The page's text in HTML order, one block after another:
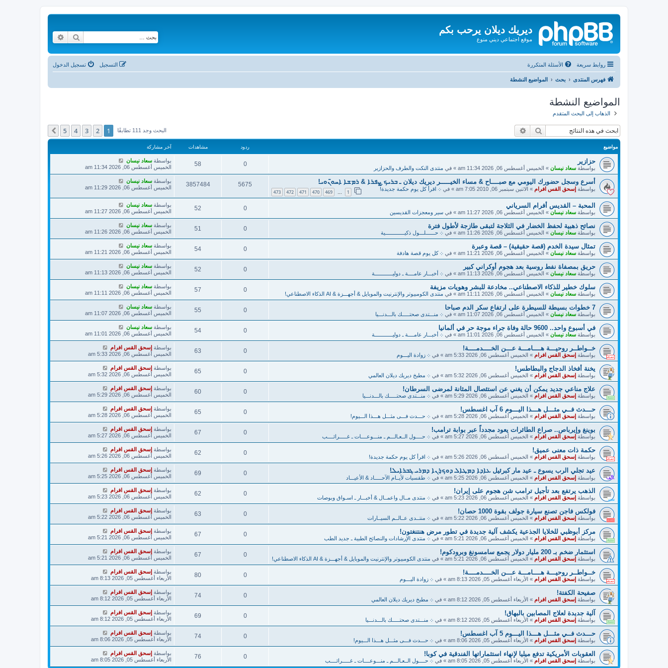
ديريك ديلان يرحب بكم
موقع اجتماعي ديني منوع بحث
روابط سريعة الأسئلة المتكررة تسجيل الدخول التسجيل
فهرس المنتدى بحث المواضيع النشطة
المواضيع النشطة
الذهاب إلى البحث المتقدم
بحث البحث وجد 111 تطابقًا 1
2
3
4
5 التالي
مواضيع ردود مشاهدات آخر مشاركة
حزازير
بواسطة سعاد نيسان » الخميس أغسطس 06, 2026 11:34 am » في منتدى النكت والطرف والحزازير
0
58 بواسطة سعاد نيسان
الخميس أغسطس 06, 2026 11:34 am
أسرع وسجل حضورك اليومي مع صبــــاح & مساء الخيـــــر ديريك ديلان ـ ܒܪܝܟ̣ ܨܦܪܐ & ܪܡܫܐ ܐܚܘ̈ܢܘܝ!
بواسطة إسحق القس افرام » الاثنين سبتمبر 06, 2010 7:05 am » في ܀ اقرأ كل يوم حكمة جديدة! 1
…
469
470
471
472
473
5675
3857484 بواسطة سعاد نيسان
الخميس أغسطس 06, 2026 11:29 am
المحبة – القديس أفرام السرياني
بواسطة سعاد نيسان » الخميس أغسطس 06, 2026 11:27 am » في سير ومعجزات القديسين
0
52 بواسطة سعاد نيسان
الخميس أغسطس 06, 2026 11:27 am
نصائح ذهبية لحفظ الخضار في الثلاجة لتبقى طازجة لأطول فترة
بواسطة سعاد نيسان » الخميس أغسطس 06, 2026 11:26 am » في ܀ حــــــلـــول ذكيـــــــــــــية
0
51 بواسطة سعاد نيسان
الخميس أغسطس 06, 2026 11:26 am
تمثال سيدة الخدم (قصة حقيقية) – قصة وعبرة
بواسطة سعاد نيسان » الخميس أغسطس 06, 2026 11:21 am » في ܀ كل يوم قصة هادفة
0
54 بواسطة سعاد نيسان
الخميس أغسطس 06, 2026 11:21 am
حريق بمصفاة نفط روسية بعد هجوم أوكراني كبير
بواسطة سعاد نيسان » الخميس أغسطس 06, 2026 11:13 am » في ܀ أخبـــار عامــــة ـ دوليــــــــــــة
0
52 بواسطة سعاد نيسان
الخميس أغسطس 06, 2026 11:13 am
سلوك خطير للذكاء الاصطناعي.. مخادعة للبشر وهويات مزيفة
بواسطة سعاد نيسان » الخميس أغسطس 06, 2026 11:11 am » في منتدى الكومبيوتر والإنترنيت والموبايل & أجهـــزة & AI الذكاء الاصطناعي!
0
57 بواسطة سعاد نيسان
الخميس أغسطس 06, 2026 11:11 am
7 خطوات بسيطة للسيطرة على ارتفاع سكر الدم صباحا
بواسطة سعاد نيسان » الخميس أغسطس 06, 2026 11:07 am » في ܀ منـــتدى صحتـــــك بالـــدنـــيا
0
55 بواسطة سعاد نيسان
الخميس أغسطس 06, 2026 11:07 am
في أسبوع واحد.. 9600 حالة وفاة جراء موجة حر في ألمانيا
بواسطة سعاد نيسان » الخميس أغسطس 06, 2026 11:01 am » في ܀ أخبـــار عامــــة ـ دوليــــــــــــة
0
54 بواسطة سعاد نيسان
الخميس أغسطس 06, 2026 11:01 am
خــواطــر روحيـــة هــــامـــة عـــن الخــــدمــــة!
بواسطة إسحق القس افرام » الخميس أغسطس 06, 2026 5:33 am » في ܀ زوادة اليـــوم
0
63 بواسطة إسحق القس افرام
الخميس أغسطس 06, 2026 5:33 am
يخنة أفخاذ الدجاج والبطاطس!
بواسطة إسحق القس افرام » الخميس أغسطس 06, 2026 5:32 am » في ܀ مطبخ ديريك ديلان العالمي
0
65 بواسطة إسحق القس افرام
الخميس أغسطس 06, 2026 5:32 am
علاج مناعي جديد يمكن أن يغني عن استئصال المثانة لمرضى السرطان!
بواسطة إسحق القس افرام » الخميس أغسطس 06, 2026 5:29 am » في ܀ منـــتدى صحتـــــك بالـــدنـــيا
0
60 بواسطة إسحق القس افرام
الخميس أغسطس 06, 2026 5:29 am
حـــدث فــي مثـــل هـــذا اليـــوم 6 آب اغسطس!
بواسطة إسحق القس افرام » الخميس أغسطس 06, 2026 5:28 am » في ܀ حـــدث فـــى مثـــل هـــذا الـــيوم!
0
65 بواسطة إسحق القس افرام
الخميس أغسطس 06, 2026 5:28 am
بوينغ وإيرباص.. صراع الطائرات يعود مجدداً عبر بوابة ترامب!
بواسطة إسحق القس افرام » الخميس أغسطس 06, 2026 5:27 am » في ܀ حــــول الــعـالـــم ـ منـــوعــــات ـ غـــــرائــــب
0
67 بواسطة إسحق القس افرام
الخميس أغسطس 06, 2026 5:27 am
حكمة ذات معنى عميق!
بواسطة إسحق القس افرام » الخميس أغسطس 06, 2026 5:26 am » في ܀ اقرأ كل يوم حكمة جديدة!
0
62 بواسطة إسحق القس افرام
الخميس أغسطس 06, 2026 5:26 am
عيد تجلي الرب يسوع ـ عيد مار كبرئيل ܥܐܕܐ ܕܡܛܐܠ ܕܘܟ̣ܪܢܐ ܕܡܪܝ ܓܒܪܐܝܠ!
بواسطة إسحق القس افرام » الخميس أغسطس 06, 2026 5:25 am » في ܀ طقسيات لأيــام الآحـــــاد & الأعيـــاد
0
69 بواسطة إسحق القس افرام
الخميس أغسطس 06, 2026 5:25 am
الذهب يرتفع بعد تأجيل ترامب شن هجوم على إيران!
بواسطة إسحق القس افرام » الخميس أغسطس 06, 2026 5:23 am » في ܀ منتدى مــال واعمــال & أخبـــار ـ اسـواق وبوصات
0
62 بواسطة إسحق القس افرام
الخميس أغسطس 06, 2026 5:23 am
فولكس فاجن تصنع سيارة جولف بقوة 1000 حصان!
بواسطة إسحق القس افرام » الخميس أغسطس 06, 2026 5:22 am » في ܀ منتــدى عــالــم السيــارات
0
63 بواسطة إسحق القس افرام
الخميس أغسطس 06, 2026 5:22 am
مركز أبوظبي للخلايا الجذعية يكشف آلية جديدة في تطور مرض هنتنغتون!
بواسطة إسحق القس افرام » الخميس أغسطس 06, 2026 5:21 am » في ܀ منتدى الإرشادات والنصائح الطبية ـ جديد الطب
0
67 بواسطة إسحق القس افرام
الخميس أغسطس 06, 2026 5:21 am
استثمار ضخم بـ 200 مليار دولار يجمع سامسونغ وبرودكوم!
بواسطة إسحق القس افرام » الخميس أغسطس 06, 2026 5:21 am » في منتدى الكومبيوتر والإنترنيت والموبايل & أجهـــزة & AI الذكاء الاصطناعي!
0
67 بواسطة إسحق القس افرام
الخميس أغسطس 06, 2026 5:21 am
خــواطــر روحيـــة هــــامـــة عـــن الخــــدمــــة!
بواسطة إسحق القس افرام » الأربعاء أغسطس 05, 2026 8:13 am » في ܀ زوادة اليـــوم
0
80 بواسطة إسحق القس افرام
الأربعاء أغسطس 05, 2026 8:13 am
صفيحة الكفتة!
بواسطة إسحق القس افرام » الأربعاء أغسطس 05, 2026 8:12 am » في ܀ مطبخ ديريك ديلان العالمي
0
74 بواسطة إسحق القس افرام
الأربعاء أغسطس 05, 2026 8:12 am
آلية جديدة لعلاج المصابين بالبهاق!
بواسطة إسحق القس افرام » الأربعاء أغسطس 05, 2026 8:12 am » في ܀ منـــتدى صحتـــــك بالـــدنـــيا
0
69 بواسطة إسحق القس افرام
الأربعاء أغسطس 05, 2026 8:12 am
حـــدث فــي مثـــل هـــذا اليـــوم 5 آب اغسطس!
بواسطة إسحق القس افرام » الأربعاء أغسطس 05, 2026 8:06 am » في ܀ حـــدث فـــى مثـــل هـــذا الـــيوم!
0
74 بواسطة إسحق القس افرام
الأربعاء أغسطس 05, 2026 8:06 am
العقوبات الأمريكية تدفع ميليا لإنهاء استثماراتها الفندقية في كوبا!
بواسطة إسحق القس افرام » الأربعاء أغسطس 05, 2026 8:05 am » في ܀ حــــول الــعـالـــم ـ منـــوعــــات ـ غـــــرائــــب
0
76 بواسطة إسحق القس افرام
الأربعاء أغسطس 05, 2026 8:05 am